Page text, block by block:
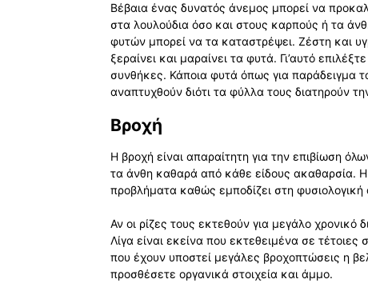
Βέβαια ένας δυνατός άνεμος μπορεί να
στα λουλούδια όσο και στους καρπούς ή τα
φυτών μπορεί να τα καταστρέψει. Ζέστη και
ξεραίνει και μαραίνει τα φυτά. Γι’αυτό
συνθήκες. Κάποια φυτά όπως για παράδειγμα
αναπτυχθούν διότι τα φύλλα τους διατηρούν
Βροχή
Η βροχή είναι απαραίτητη για την επιβίωση
τα άνθη καθαρά από κάθε είδους ακαθαρσία.
προβλήματα καθώς εμποδίζει στη
Αν οι ρίζες τους εκτεθούν για μεγάλο
Λίγα είναι εκείνα που εκτεθειμένα σε
που έχουν υποστεί μεγάλες βροχοπτώσεις η
προσθέσετε οργανικά στοιχεία και άμμο.